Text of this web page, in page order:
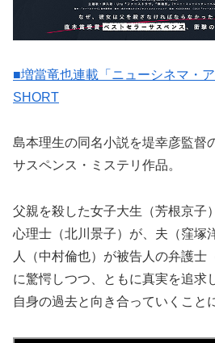
■増當竜也連載「ニューシネマ・ア
SHORT
島本理生の同名小説を堤幸彦監督
サスペンス・ミステリ作品。
父親を殺した女子大生（芳根京子
心理士（北川景子）が、夫（窪塚
人（中村倫也）が被告人の弁護士
に驚愕しつつ、ともに真実を追求
自身の過去と向き合っていくこと